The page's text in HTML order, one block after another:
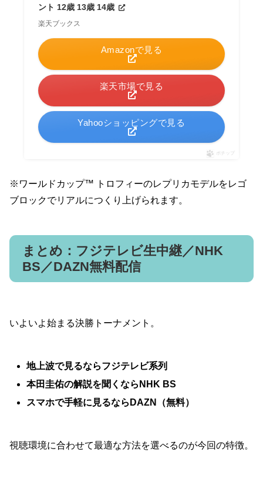
ント 12歳 13歳 14歳
楽天ブックス
Amazonで見る
楽天市場で見る
Yahooショッピングで見る
ポチップ
※ワールドカップ™ トロフィーのレプリカモデルをレゴ
ブロックでリアルにつくり上げられます。
まとめ：フジテレビ生中継／NHK
BS／DAZN無料配信
いよいよ始まる決勝トーナメント。
地上波で見るならフジテレビ系列
本田圭佑の解説を聞くならNHK BS
スマホで手軽に見るならDAZN（無料）
視聴環境に合わせて最適な方法を選べるのが今回の特徴。